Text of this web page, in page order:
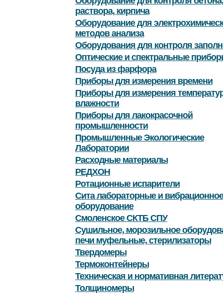
раствора, кирпича
Оборудование для
методов анализа
Оборудования для контроля
Оптические и спектральные
Посуда из фарфора
Приборы для измерения времени
Приборы для измерения
влажности
Приборы для лакокрасочной
промышленности
Промышленные Экологические
Лаборатории
Расходные материалы
РЕДХОН
Ротационные испарители
Сита лабораторные и вибрационное
оборудование
Смоленское СКТБ СПУ
Сушильное, морозильное
печи муфельные, стерилизаторы
Твердомеры
Термоконтейнеры
Техническая и нормативная
Толщиномеры